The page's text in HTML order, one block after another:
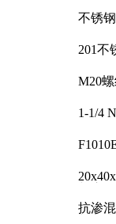
不锈
201不
M20
1-1/4
抗渗